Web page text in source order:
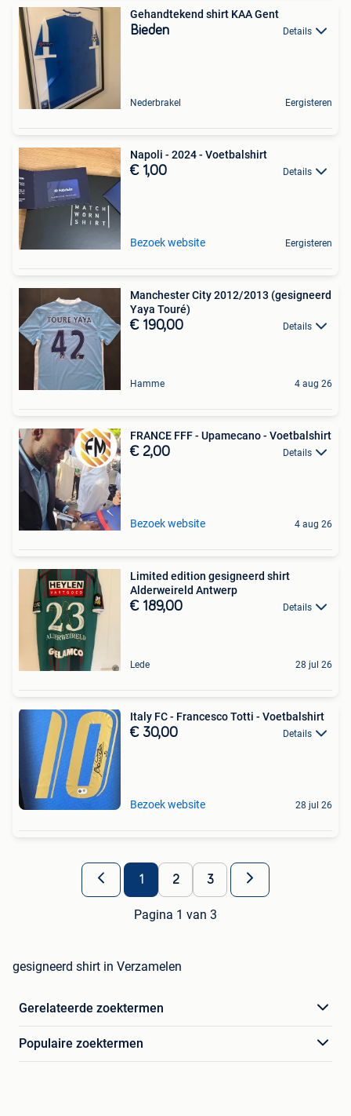
Gehandtekend shirt KAA Gent
Bieden Details
Nederbrakel Eergisteren
Napoli - 2024 - Voetbalshirt
€ 1,00 Details
Bezoek website Eergisteren
Manchester City 2012/2013 (gesigneerd
Yaya Touré)
€ 190,00 Details
Hamme 4 aug 26
FRANCE FFF - Upamecano - Voetbalshirt
€ 2,00 Details
Bezoek website 4 aug 26
Limited edition gesigneerd shirt
Alderweireld Antwerp
€ 189,00 Details
Lede 28 jul 26
Italy FC - Francesco Totti - Voetbalshirt
€ 30,00 Details
Bezoek website 28 jul 26
1 2 3
Pagina 1 van 3
gesigneerd shirt in Verzamelen
Gerelateerde zoektermen
Populaire zoektermen